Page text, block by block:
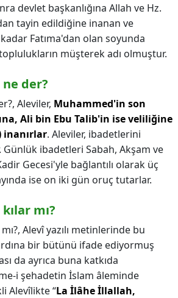
devlet başkanlığına Allah ve Hz.
tayin edildiğine inanan ve
Fatıma'dan olan soyunda
müşterek adı olmuştur.
der?
Aleviler, Muhammed'in son
Ali bin Ebu Talib'in ise veliliğine
inanırlar. Aleviler, ibadetlerini
Günlük ibadetleri Sabah, Akşam ve
Gecesi'yle bağlantılı olarak üç
ise on iki gün oruç tutarlar.
mı?
Alevî yazılı metinlerinde bu
bir bütünü ifade ediyormuş
da ayrıca buna katkıda
i şehadetin İslam âleminde
Alevîlikte “La İlâhe İllallah,